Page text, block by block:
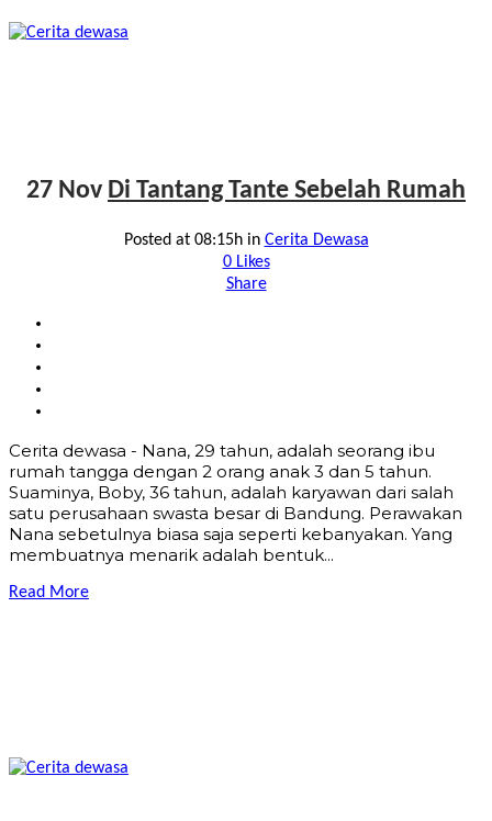
27 Nov Di Tantang Tante Sebelah Rumah
Posted at 08:15hin Cerita Dewasa
0Likes
Share
Cerita dewasa - Nana, 29 tahun, adalah seorang ibu
rumah tangga dengan 2 orang anak 3 dan 5 tahun.
Suaminya, Boby, 36 tahun, adalah karyawan dari salah
satu perusahaan swasta besar di Bandung. Perawakan
Nana sebetulnya biasa saja seperti kebanyakan. Yang
membuatnya menarik adalah bentuk...
Read More